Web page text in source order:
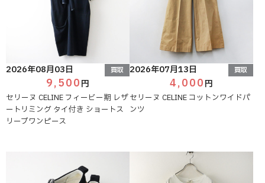
2026年08月03日 買取
9,500円
セリーヌ CELINE フィービー期 レザ
ートリミング タイ付き ショートス
リーブワンピース
2026年07月13日 買取
4,000円
セリーヌ CELINE コットンワイドパ
ンツ